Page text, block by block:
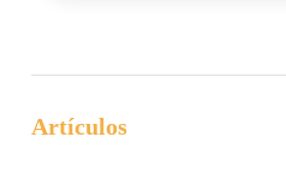
Artículos